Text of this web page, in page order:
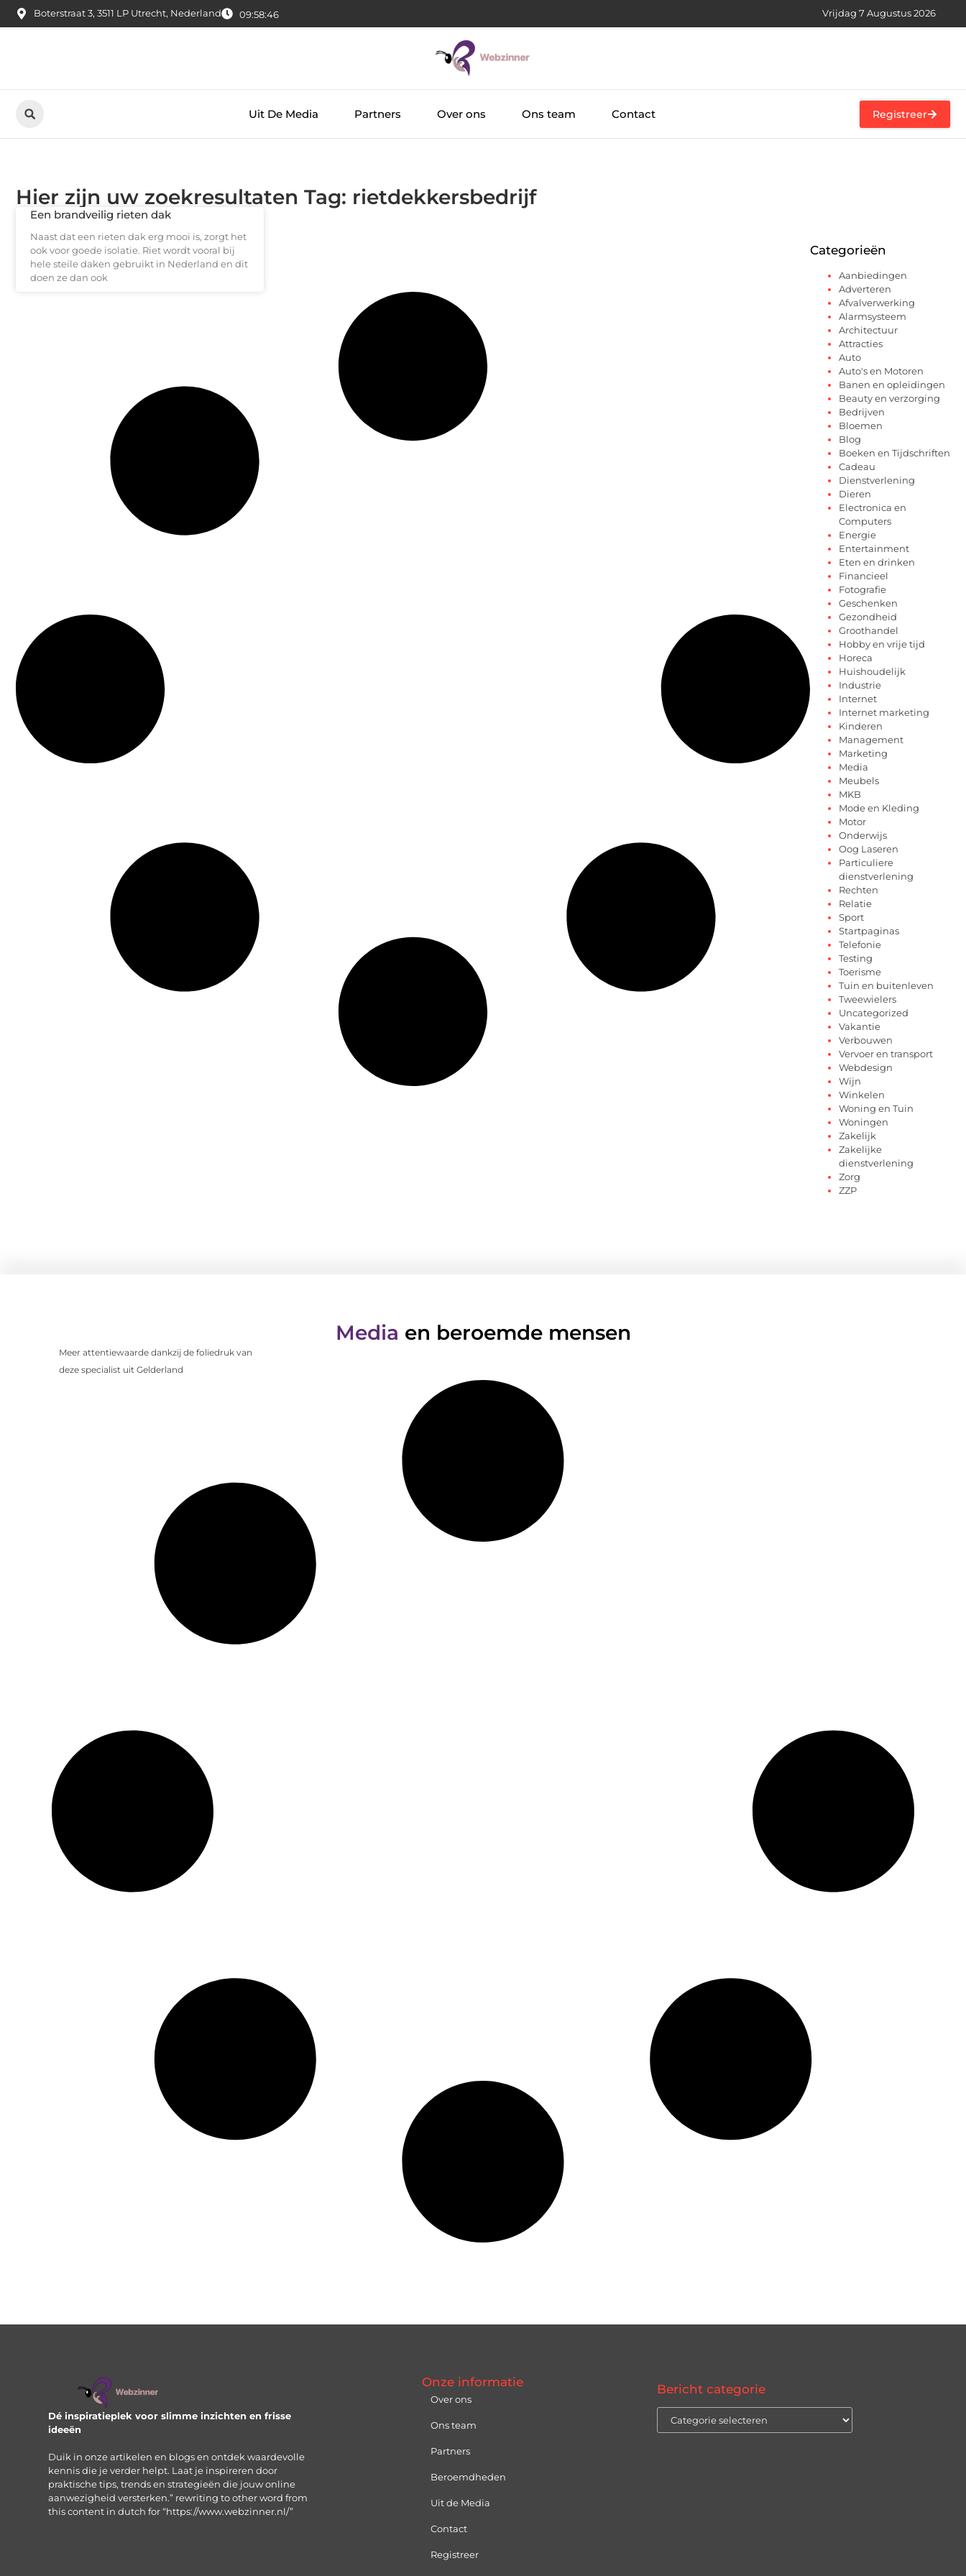
Boterstraat 3, 3511 LP Utrecht, Nederland 09:58:47 Vrijdag 7 Augustus 2026
Uit De Media Partners Over ons Ons team Contact Registreer
Hier zijn uw zoekresultaten Tag: rietdekkersbedrijf
Een brandveilig rieten dak
Naast dat een rieten dak erg mooi is, zorgt het
ook voor goede isolatie. Riet wordt vooral bij
hele steile daken gebruikt in Nederland en dit
doen ze dan ook
Categorieën
Aanbiedingen
Adverteren
Afvalverwerking
Alarmsysteem
Architectuur
Attracties
Auto
Auto's en Motoren
Banen en opleidingen
Beauty en verzorging
Bedrijven
Bloemen
Blog
Boeken en Tijdschriften
Cadeau
Dienstverlening
Dieren
Electronica en
Computers
Energie
Entertainment
Eten en drinken
Financieel
Fotografie
Geschenken
Gezondheid
Groothandel
Hobby en vrije tijd
Horeca
Huishoudelijk
Industrie
Internet
Internet marketing
Kinderen
Management
Marketing
Media
Meubels
MKB
Mode en Kleding
Motor
Onderwijs
Oog Laseren
Particuliere
dienstverlening
Rechten
Relatie
Sport
Startpaginas
Telefonie
Testing
Toerisme
Tuin en buitenleven
Tweewielers
Uncategorized
Vakantie
Verbouwen
Vervoer en transport
Webdesign
Wijn
Winkelen
Woning en Tuin
Woningen
Zakelijk
Zakelijke
dienstverlening
Zorg
ZZP
Media en beroemde mensen
Meer attentiewaarde dankzij de foliedruk van
deze specialist uit Gelderland
Dé inspiratieplek voor slimme inzichten en frisse
ideeën
Duik in onze artikelen en blogs en ontdek waardevolle
kennis die je verder helpt. Laat je inspireren door
praktische tips, trends en strategieën die jouw online
aanwezigheid versterken.” rewriting to other word from
this content in dutch for “https://www.webzinner.nl/”
Onze informatie
Over ons
Ons team
Partners
Beroemdheden
Uit de Media
Contact
Registreer
Bericht categorie